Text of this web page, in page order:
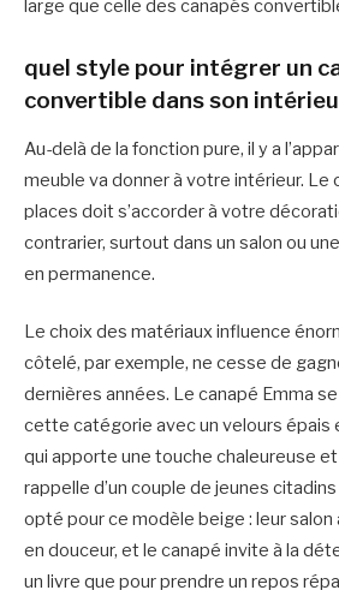
large que celle des canapés
quel style pour intégrer un
convertible dans son
Au-delà de la fonction pure, il y a
meuble va donner à votre intérieur. Le
places doit s’accorder à votre
contrarier, surtout dans un salon ou
en permanence.
Le choix des matériaux influence
côtelé, par exemple, ne cesse de
dernières années. Le canapé Emma
cette catégorie avec un velours épais
qui apporte une touche chaleureuse
rappelle d’un couple de jeunes
opté pour ce modèle beige : leur
en douceur, et le canapé invite à la
un livre que pour prendre un repos